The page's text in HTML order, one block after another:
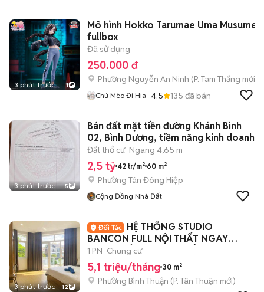
3 phút trước 1
Mô hình Hokko Tarumae Uma Musume
fullbox
Đã sử dụng
250.000 đ
Phường Nguyễn An Ninh (P. Tam Thắng mới)
Chú Mèo Đi Hia 4.5 135 đã bán
3 phút trước 5
Bán đất mặt tiền đường Khánh Bình
02, Bình Dương, tiềm năng kinh doanh
Đất thổ cư Ngang 4,65 m
2,5 tỷ 42 tr/m² 60 m²
Phường Tân Đông Hiệp
Cộng Đồng Nhà Đất
3 phút trước 12
HỆ THỐNG STUDIO
BANCON FULL NỘI THẤT NGAY
TRUNG TÂM QUẬN 7, GẦN LOTTE
1 PN Chung cư
5,1 triệu/tháng 30 m²
Phường Bình Thuận (P. Tân Thuận mới)